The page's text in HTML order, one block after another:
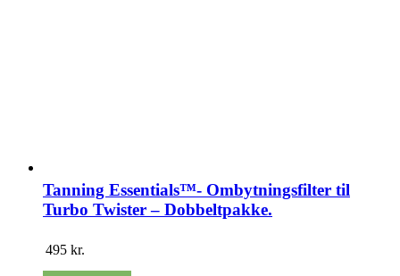
Tanning Essentials™- Ombytningsfilter til
Turbo Twister – Dobbeltpakke.
495 kr.